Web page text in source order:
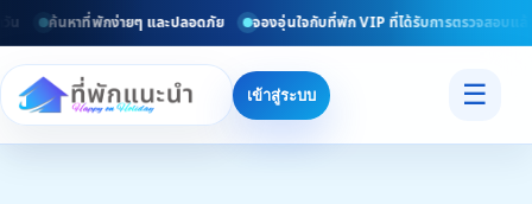
ค้นหาที่พักง่ายๆ และปลอดภัย จองอุ่นใจกับที่พัก VIP ที่ได้รับการตรวจสอบแล้ว
เข้าสู่ระบบ ☰